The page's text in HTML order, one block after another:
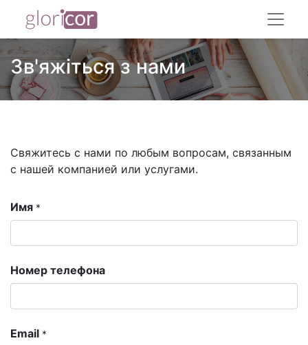
Зв'яжіться з нами
Свяжитесь с нами по любым вопросам, связанным
с нашей компанией или услугами.
Имя *
Номер телефона
Email *